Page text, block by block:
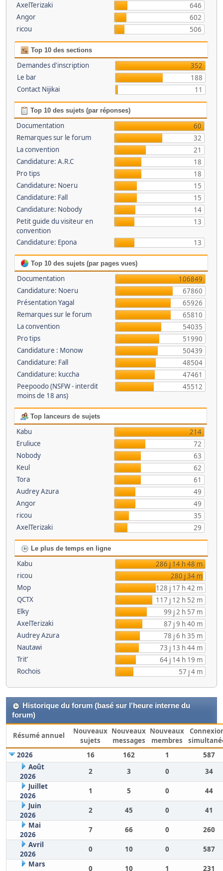
AxelTerizaki
646
Angor
602
ricou
506
Top 10 des sections
Demandes d'inscription
352
Le bar
188
Contact Nijikai
11
Top 10 des sujets (par réponses)
Documentation
60
Remarques sur le forum
32
La convention
21
Candidature: A.R.C
18
Pro tips
18
Candidature: Noeru
15
Candidature: Fall
15
Candidature: Nobody
14
Petit guide du visiteur en
convention
13
Candidature: Epona 13
Top 10 des sujets (par pages vues)
Documentation
106849
Candidature: Noeru
67860
Présentation Yagal
65926
Remarques sur le forum
65810
La convention
54035
Pro tips
51990
Candidature : Monow
50439
Candidature: Fall
48504
Candidature: kuccha
47461
Peepoodo (NSFW - interdit
moins de 18 ans)
45512
Top lanceurs de sujets
Kabu
214
Eruliuce
72
Nobody
63
Keul
62
Tora
61
Audrey Azura
49
Angor
49
ricou
35
AxelTerizaki
29
Le plus de temps en ligne
Kabu
286 j 14 h 48 m
ricou
280 j 34 m
Mop
128 j 17 h 42 m
QCTX
117 j 12 h 52 m
Elky
99 j 2 h 57 m
AxelTerizaki
87 j 9 h 40 m
Audrey Azura
78 j 6 h 35 m
Nautawi
73 j 13 h 44 m
Trit’
64 j 14 h 19 m
Rochois
57 j 4 m
Historique du forum (basé sur l'heure interne du
forum)
Résumé annuel
Nouveaux
sujets
Nouveaux
messages
Nouveaux
membres
2026
16 162 1
587
Août
2026
2 3 0
34
Juillet
2026
1 5 0
44
Juin
2026
2 45 0
41
Mai
2026
7 66 0
260
Avril
2026
0 10 0
587
Mars
0 10 1 231